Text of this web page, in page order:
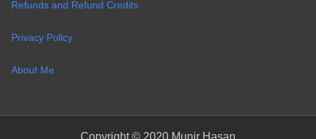
Refunds and Refund Credits
Privacy Policy
About Me